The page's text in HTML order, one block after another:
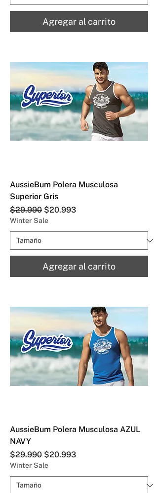
Agregar al carrito
AussieBum Polera Musculosa
Superior Gris
Precio
$29.990 Precio de oferta
$20.993
Winter Sale
Agregar al carrito
AussieBum Polera Musculosa AZUL
NAVY
Precio
$29.990 Precio de oferta
$20.993
Winter Sale